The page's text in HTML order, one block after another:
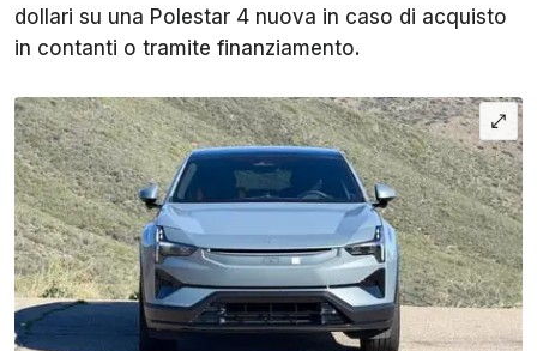
dollari su una Polestar 4 nuova in caso di acquisto
in contanti o tramite finanziamento.